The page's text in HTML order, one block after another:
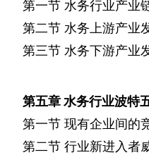
第一节 水务行业产业
第二节 水务上游产业
第三节 水务下游产业
第五章水务行业波特
第一节 现有企业间的
第二节 行业新进入者